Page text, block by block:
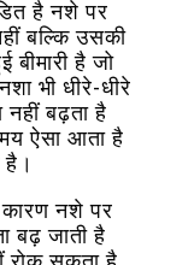
है नशे पर
बल्कि उसकी
बीमारी है जो
भी धीरे-धीरे
नहीं बढ़ता है
ऐसा आता है
नशे पर
बढ़ जाती है